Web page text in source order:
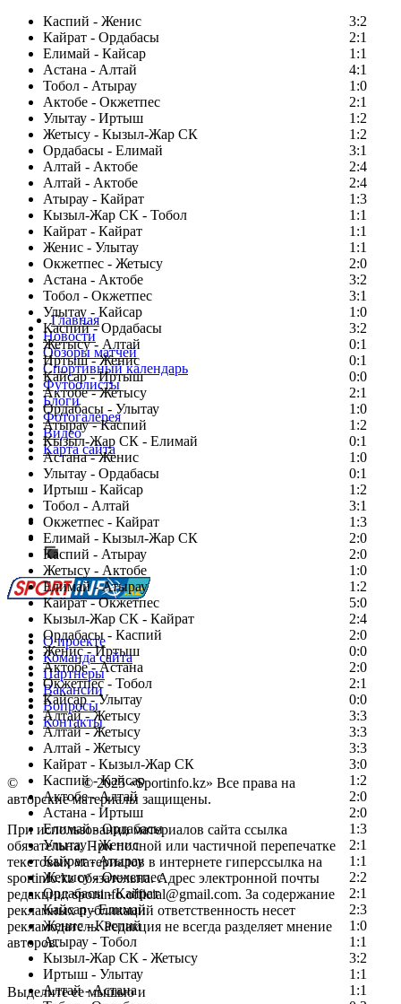
Каспий - Женис
3:2
Кайрат - Ордабасы
2:1
Елимай - Кайсар
1:1
Астана - Алтай
4:1
Тобол - Атырау
1:0
Актобе - Окжетпес
2:1
Улытау - Иртыш
1:2
Жетысу - Кызыл-Жар СК
1:2
Ордабасы - Елимай
3:1
Алтай - Актобе
2:4
Алтай - Актобе
2:4
Атырау - Кайрат
1:3
Кызыл-Жар СК - Тобол
1:1
Кайрат - Кайрат
1:1
Женис - Улытау
1:1
Окжетпес - Жетысу
2:0
Астана - Актобе
3:2
Тобол - Окжетпес
3:1
Улытау - Кайсар
1:0
Каспий - Ордабасы
3:2
Жетысу - Алтай
0:1
Иртыш - Женис
0:1
Кайсар - Иртыш
0:0
Актобе - Жетысу
2:1
Ордабасы - Улытау
1:0
Атырау - Каспий
1:2
Кызыл-Жар СК - Елимай
0:1
Астана - Женис
1:0
Улытау - Ордабасы
0:1
Иртыш - Кайсар
1:2
Тобол - Алтай
3:1
Окжетпес - Кайрат
1:3
Елимай - Кызыл-Жар СК
2:0
Каспий - Атырау
2:0
Жетысу - Актобе
1:0
Елимай - Атырау
1:2
Кайрат - Окжетпес
5:0
Кызыл-Жар СК - Кайрат
2:4
Ордабасы - Каспий
2:0
Женис - Иртыш
0:0
Актобе - Астана
2:0
Окжетпес - Тобол
2:1
Кайсар - Улытау
0:0
Алтай - Жетысу
3:3
Алтай - Жетысу
3:3
Алтай - Жетысу
3:3
Кайрат - Кызыл-Жар СК
3:0
Каспий - Кайсар
1:2
Актобе - Алтай
2:0
Астана - Иртыш
2:0
Елимай - Ордабасы
1:3
Улытау - Женис
2:1
Кайрат - Атырау
1:1
Жетысу - Окжетпес
2:2
Ордабасы - Кайрат
2:1
Кайсар - Елимай
2:3
Женис - Каспий
1:0
Атырау - Тобол
1:1
Кызыл-Жар СК - Жетысу
3:2
Иртыш - Улытау
1:1
Алтай - Астана
1:1
Главная
Новости
Обзоры матчей
Спортивный календарь
Футболисты
Блоги
Фотогалерея
Видео
Карта сайта
Есть идея?
Сообщить о мероприятии
Перейти на старый сайт
О проекте
Команда сайта
Партнеры
Вакансии
Вопросы
Контакты
© Copyright© 2025 «Sportinfo.kz» Все права на
авторские материалы защищены.
При использовании материалов сайта ссылка
обязательна. При полной или частичной перепечатке
текстовых материалов в интернете гиперссылка на
sportinfo.kz обязательна. Адрес электронной почты
редакции: sportinfo.official@gmail.com. За содержание
рекламных публикаций ответственность несет
рекламодатель. Редакция не всегда разделяет мнение
авторов.
Заметили ошибку в тексте?
Выделите ее мышью и